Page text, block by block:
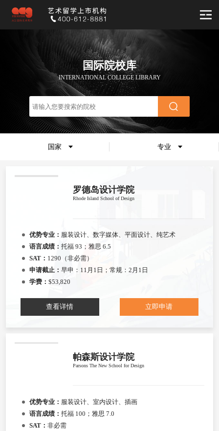
国际院校库
INTERNATIONAL COLLEGE LIBRARY
国家 专业
罗德岛设计学院
Rhode Island School of Design
优势专业： 服装设计、数字媒体、平面设计、纯艺术
语言成绩： 托福 93；雅思 6.5
SAT： 1290（非必需）
申请截止： 早申：11月1日；常规：2月1日
学费： $53,820
查看详情 立即申请
帕森斯设计学院
Parsons The New School for Design
优势专业： 服装设计、室内设计、插画
语言成绩： 托福 100；雅思 7.0
SAT： 非必需